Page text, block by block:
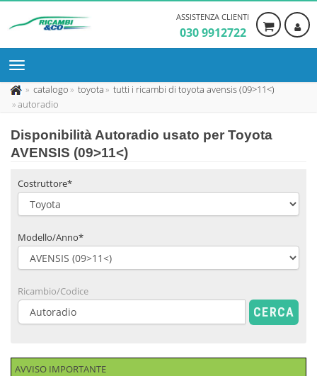
ASSISTENZA CLIENTI
030 9912722
catalogo toyota
tutti i ricambi di toyota avensis (09>11<)
autoradio
Disponibilità Autoradio usato per Toyota
AVENSIS (09>11<)
Costruttore*
Modello/Anno*
Ricambio/Codice
CERCA
AVVISO IMPORTANTE